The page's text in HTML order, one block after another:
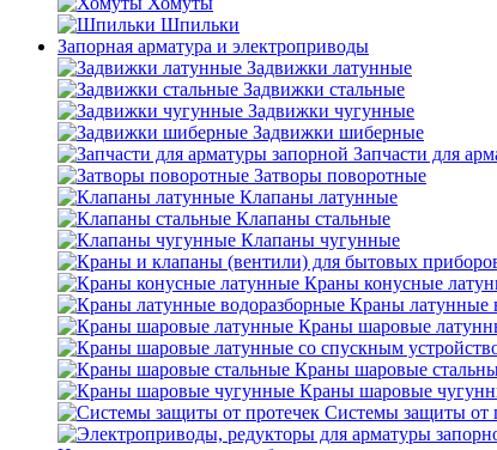
Шпильки
Запорная арматура и электроприводы
Задвижки латунные
Задвижки стальные
Задвижки чугунные
Задвижки шиберные
Запчасти для
Затворы поворотные
Клапаны латунные
Клапаны стальные
Клапаны чугунные
Краны конусные
Краны латунные
Краны шаровые
Краны шаровые
Краны шаровые
Системы защиты от